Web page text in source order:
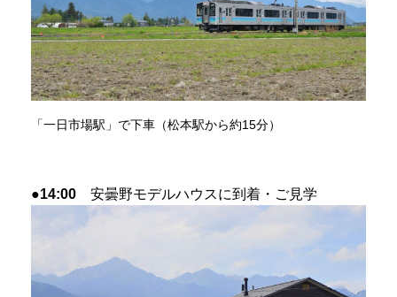
「一日市場駅」で下車（松本駅から約15分）
●14:00 安曇野モデルハウスに到着・ご見学